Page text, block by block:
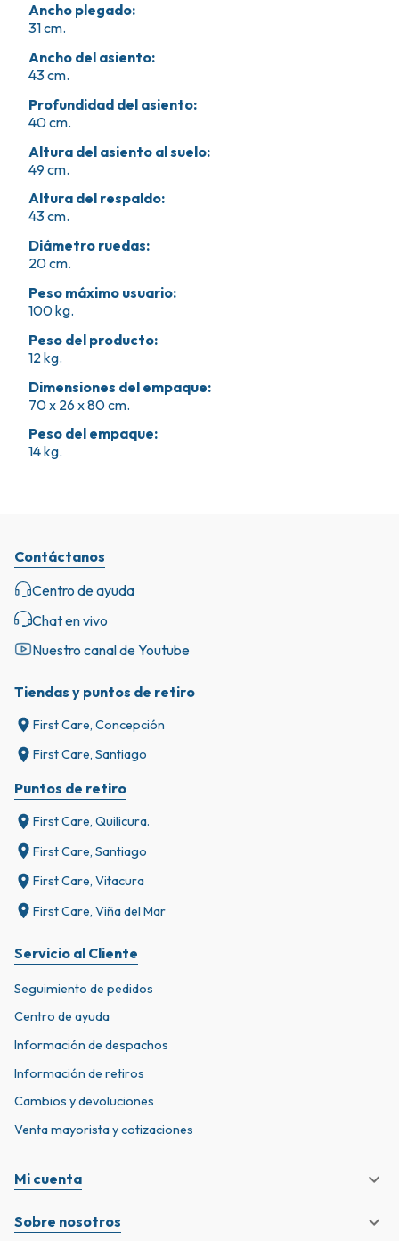
Ancho plegado:
31 cm.
Ancho del asiento:
43 cm.
Profundidad del asiento:
40 cm.
Altura del asiento al suelo:
49 cm.
Altura del respaldo:
43 cm.
Diámetro ruedas:
20 cm.
Peso máximo usuario:
100 kg.
Peso del producto:
12 kg.
Dimensiones del empaque:
70 x 26 x 80 cm.
Peso del empaque:
14 kg.
Tiendas y puntos de retiro
First Care, Concepción
First Care, Santiago
Puntos de retiro
First Care, Quilicura.
First Care, Santiago
First Care, Vitacura
First Care, Viña del Mar
Servicio al Cliente
Seguimiento de pedidos
Centro de ayuda
Información de despachos
Información de retiros
Cambios y devoluciones
Venta mayorista y cotizaciones
Mi cuenta
Sobre nosotros
Contáctanos
Centro de ayuda
Chat en vivo
Nuestro canal de Youtube